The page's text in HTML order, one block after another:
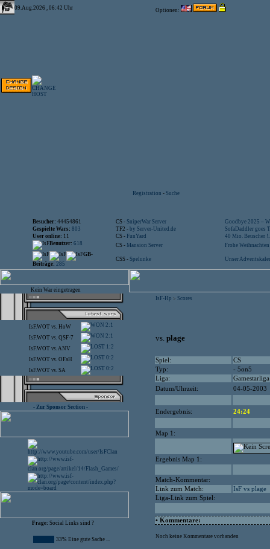
09.Aug.2026 , 06:42 Uhr Optionen:
Registration - Suche
Besucher: 44454861 CS - SniperWar Server
Goodbye 2025 –
Gespielte Wars: 803 TF2 - by Server-United.de
SofaDaddler goes
User online: 11 CS - FunYard
40 Mio. Beuscher
Benutzer: 618 CS - Mansion Server
Frohe
GB-
Beiträge: 285
CSS - Spelunke Unser
Kein War eingetragen
IsF.WOT vs. HoW 2:1
IsF.WOT vs. QSF-7 2:1
IsF.WOT vs.ANV 1:2
IsF.WOT vs. OFaH 0:2
IsF.WOT vs. SA 0:2
- Zur Sponsor Section -
Frage: Social Links sind ?
33% Eine gute Sache ...
IsF-Hp > Scores
vs. plage
Spiel:
CS
Typ:
- 5on5
Liga:
Datum/Uhrzeit:
04-05-2003
Endergebnis: 24:24
Map 1:
Ergebnis Map 1:
Match-Kommentar:
Link zum Match:
IsF vs plage
Liga-Link zum Spiel:
• Kommentare:
Noch keine Kommentare vorhanden